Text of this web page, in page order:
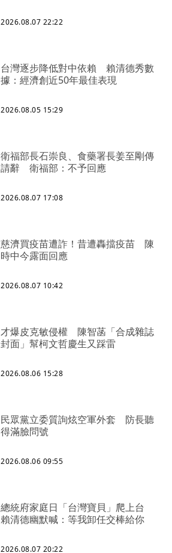
2026.08.07 22:22
台灣逐步降低對中依賴 賴清德秀數
據：經濟創近50年最佳表現
2026.08.05 15:29
衛福部長石崇良、食藥署長姜至剛傳
請辭 衛福部：不予回應
2026.08.07 17:08
慈濟買疫苗遭詐！昔遭轟擋疫苗 陳
時中今露面回應
2026.08.07 10:42
才爆皮克敏侵權 陳智菡「合成雜誌
封面」幫柯文哲慶生又踩雷
2026.08.06 15:28
民眾黨立委質詢炫空軍外套 防長聽
得滿臉問號
2026.08.06 09:55
總統府家庭日「台灣寶貝」爬上台
賴清德幽默喊：等我卸任交棒給你
2026.08.07 20:22